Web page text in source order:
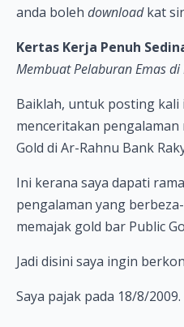
anda boleh downloadkat
Kertas Kerja Penuh
Membuat Pelaburan Emas di
Baiklah, untuk posting kali
menceritakan
Gold di Ar-Rahnu Bank
Ini kerana saya dapati
pengalaman yang
memajak gold bar Public
Jadi disini saya ingin
Saya pajak pada 18/8/2009.